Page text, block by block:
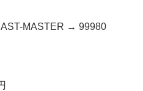
MASTER → 99980